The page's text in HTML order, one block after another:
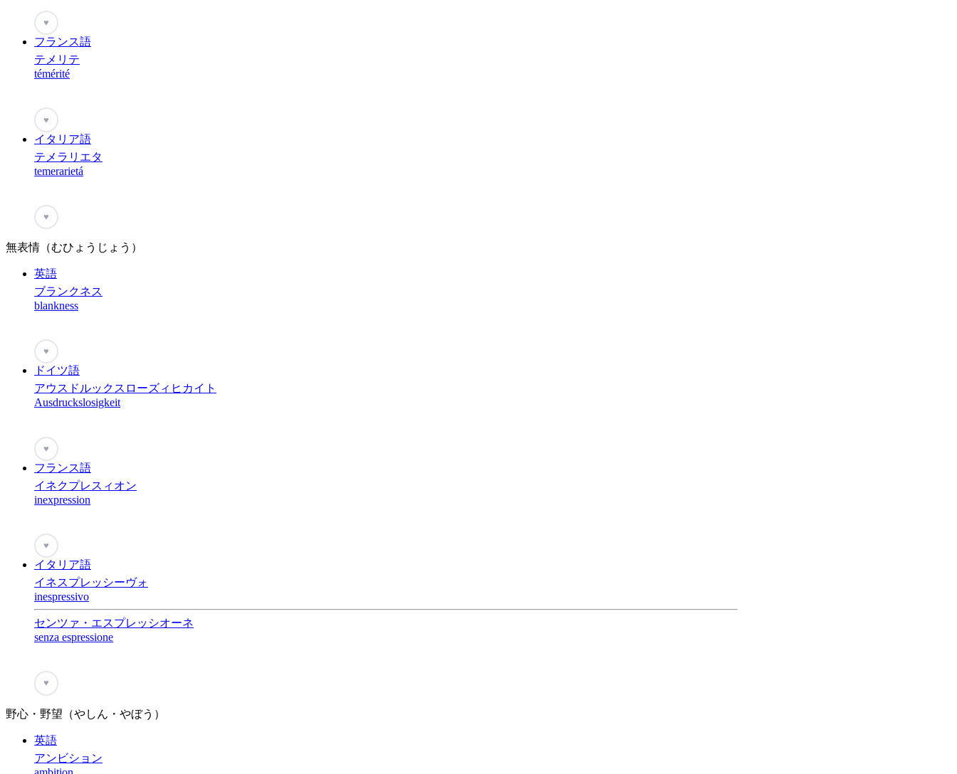
♥
フランス語
テメリテ
témérité
♥
イタリア語
テメラリエタ
temerarietá
♥
無表情（むひょうじょう）
英語
ブランクネス
blankness
♥
ドイツ語
アウスドルックスローズィヒカイト
Ausdruckslosigkeit
♥
フランス語
イネクプレスィオン
inexpression
♥
イタリア語
イネスプレッシーヴォ
inespressivo
センツァ・エスプレッシオーネ
senza espressione
♥
野心・野望（やしん・やぼう）
英語
アンビション